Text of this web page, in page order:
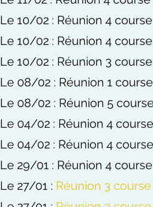
Le 10/02 : Réunion 4
Le 10/02 : Réunion 4 course
Le 10/02 : Réunion 3
Le 08/02 : Réunion 1
Le 08/02 : Réunion 5
Le 04/02 : Réunion 4
Le 04/02 : Réunion 4
Le 29/01 : Réunion 4
Le 27/01 : Réunion 3